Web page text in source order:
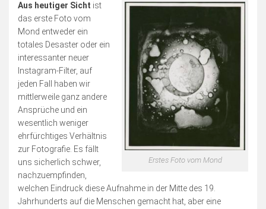
Erstes Foto vom Mond
Aus heutiger Sicht ist
das erste Foto vom
Mond entweder ein
totales Desaster oder ein
interessanter neuer
Instagram-Filter, auf
jeden Fall haben wir
mittlerweile ganz andere
Ansprüche und ein
wesentlich weniger
ehrfürchtiges Verhältnis
zur Fotografie. Es fällt
uns sicherlich schwer,
nachzuempfinden,
welchen Eindruck diese Aufnahme in der Mitte des 19.
Jahrhunderts auf die Menschen gemacht hat, aber eine